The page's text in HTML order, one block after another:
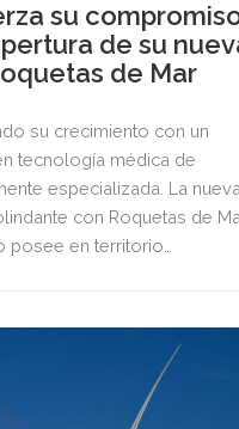
su
de su
de Mar
su crecimiento con un
tecnología médica de
especializada. La
con Roquetas de
posee en territorio